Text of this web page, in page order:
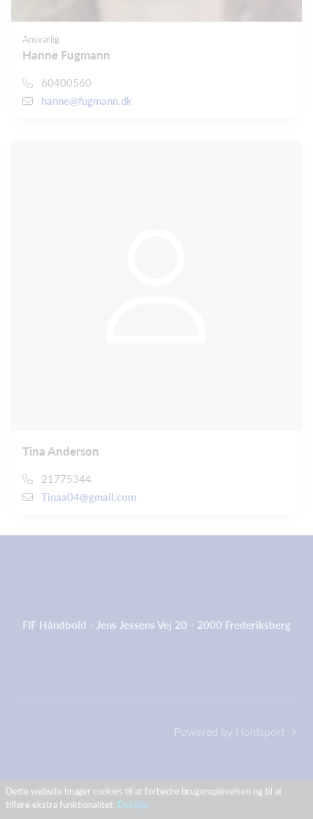
Ansvarlig
Hanne Fugmann
60400560
hanne@fugmann.dk
Tina Anderson
21775344
Tinaa04@gmail.com
FIF Håndbold - Jens Jessens Vej 20 - 2000 Frederiksberg
Powered by Holdsport
Dette website bruger cookies til at forbedre brugeroplevelsen og til at
tilføre ekstra funktionalitet. Detaljer